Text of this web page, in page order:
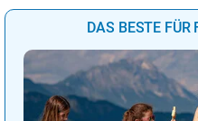
DAS BESTE FÜR